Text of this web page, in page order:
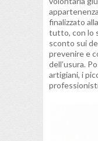
finalizzato
tutto, con lo
sconto sui
prevenire e
dell’usura.
artigiani, i